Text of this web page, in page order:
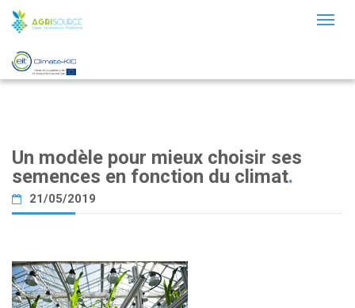
Un modèle pour mieux choisir ses
semences en fonction du climat.
21/05/2019